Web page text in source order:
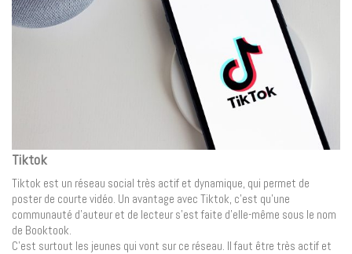
Tiktok
Tiktok est un réseau social très actif et dynamique, qui permet de
poster de courte vidéo. Un avantage avec Tiktok, c’est qu’une
communauté d’auteur et de lecteur s’est faite d’elle-même sous le nom
de Booktook.
C’est surtout les jeunes qui vont sur ce réseau. Il faut être très actif et